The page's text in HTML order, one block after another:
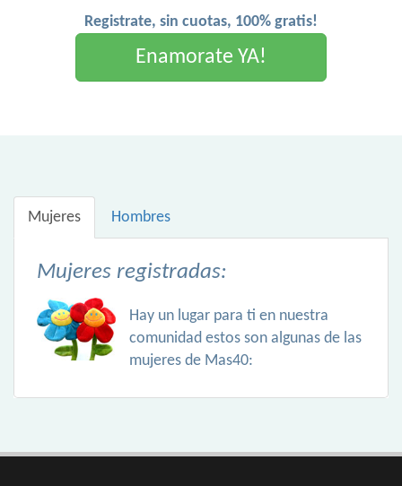
Registrate, sin cuotas, 100% gratis!
Enamorate YA!
Mujeres Hombres
Mujeres registradas:
Hay un lugar para ti en nuestra
comunidad estos son algunas de las
mujeres de Mas40: